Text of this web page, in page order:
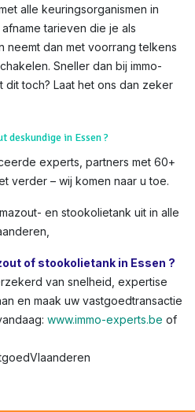
alle keuringsorganismen in
tarieven die je als
neemt dan met voorrang telkens
Sneller dan bij immo-
dit toch? Laat het ons dan zeker
deskundige in Essen ?
experts, partners met 60+
verder – wij komen naar u toe.
en stookolietank uit in alle
of stookolietank in Essen ?
van snelheid, expertise
en maak uw vastgoedtransactie
www.immo-experts.be of